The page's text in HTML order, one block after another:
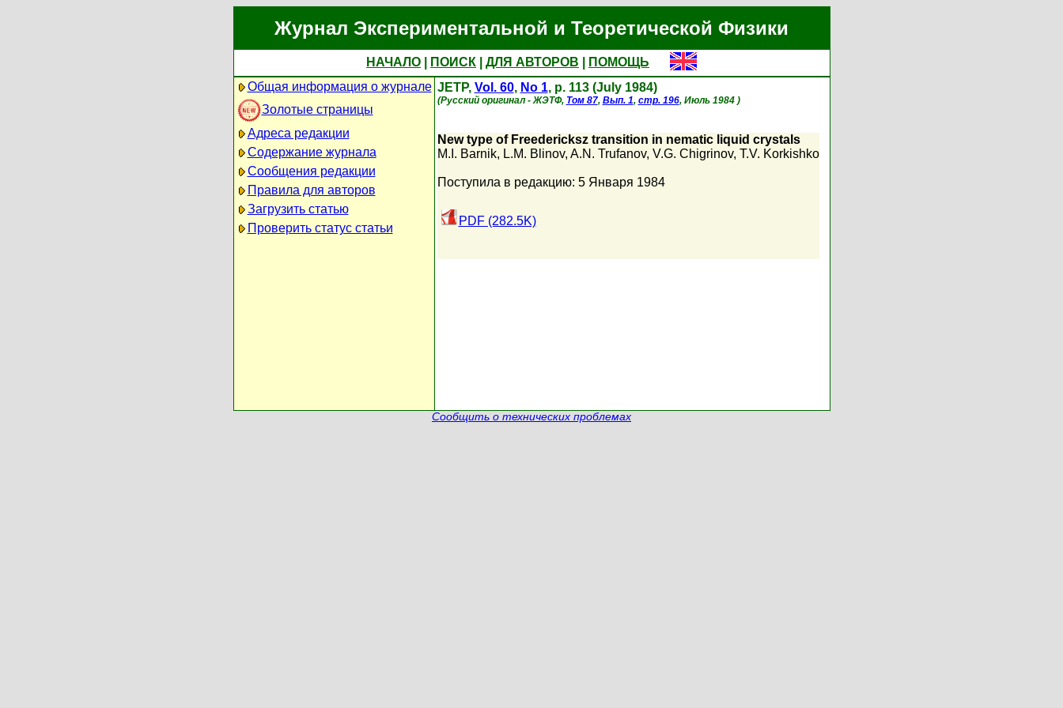
Журнал Экспериментальной и Теоретической Физики
НАЧАЛО ПОИСК ДЛЯ АВТОРОВ
ПОМОЩЬ
Общая информация о журнале
Золотые страницы
Адреса редакции
Содержание журнала
Сообщения редакции
Правила для авторов
Загрузить статью
Проверить статус статьи
JETP, Vol. 60, No 1, p. 113 (July 1984)
(Русский оригинал - ЖЭТФ, Том 87, Вып. 1, стр. 196, Июль 1984 )
New type of Freedericksz transition in nematic liquid crystals
M.I. Barnik, L.M. Blinov, A.N. Trufanov, V.G. Chigrinov, T.V. Korkishko
Поступила в редакцию: 5 Января 1984
PDF (282.5K)
Сообщить о технических проблемах